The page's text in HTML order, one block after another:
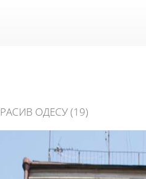
ОДЕСУ (19)